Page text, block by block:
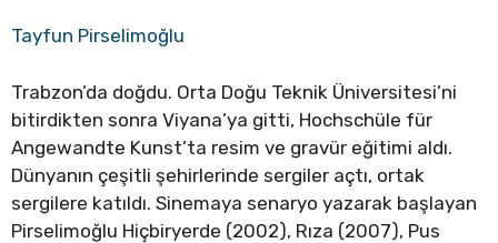
Tayfun Pirselimoğlu
Trabzon’da doğdu. Orta Doğu Teknik Üniversitesi’ni
bitirdikten sonra Viyana’ya gitti, Hochschüle für
Angewandte Kunst’ta resim ve gravür eğitimi aldı.
Dünyanın çeşitli şehirlerinde sergiler açtı, ortak
sergilere katıldı. Sinemaya senaryo yazarak başlayan
Pirselimoğlu Hiçbiryerde (2002), Rıza (2007), Pus